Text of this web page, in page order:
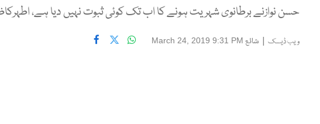
حسن نوازنے برطانوی شہریت ہونے کا اب تک کوئی ثبوت نہیں دیا ہے،
ویب ڈیسک | شائع March 24, 2019 9:31 PM